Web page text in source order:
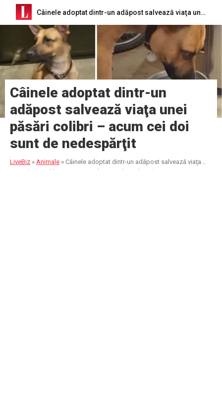
Câinele adoptat dintr-un adăpost salvează viaţa unei păsări colibri – acum cei doi sunt de nedespărţit
Câinele adoptat dintr-un
adăpost salvează viaţa unei
păsări colibri – acum cei doi
sunt de nedespărţit
LiveBiz » Animale » Câinele adoptat dintr-un adăpost salvează viaţa
unei păsări colibri – acum cei doi sunt de nedespărţit